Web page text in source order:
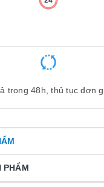
trong 48h, thủ tục đơn
PHẨM